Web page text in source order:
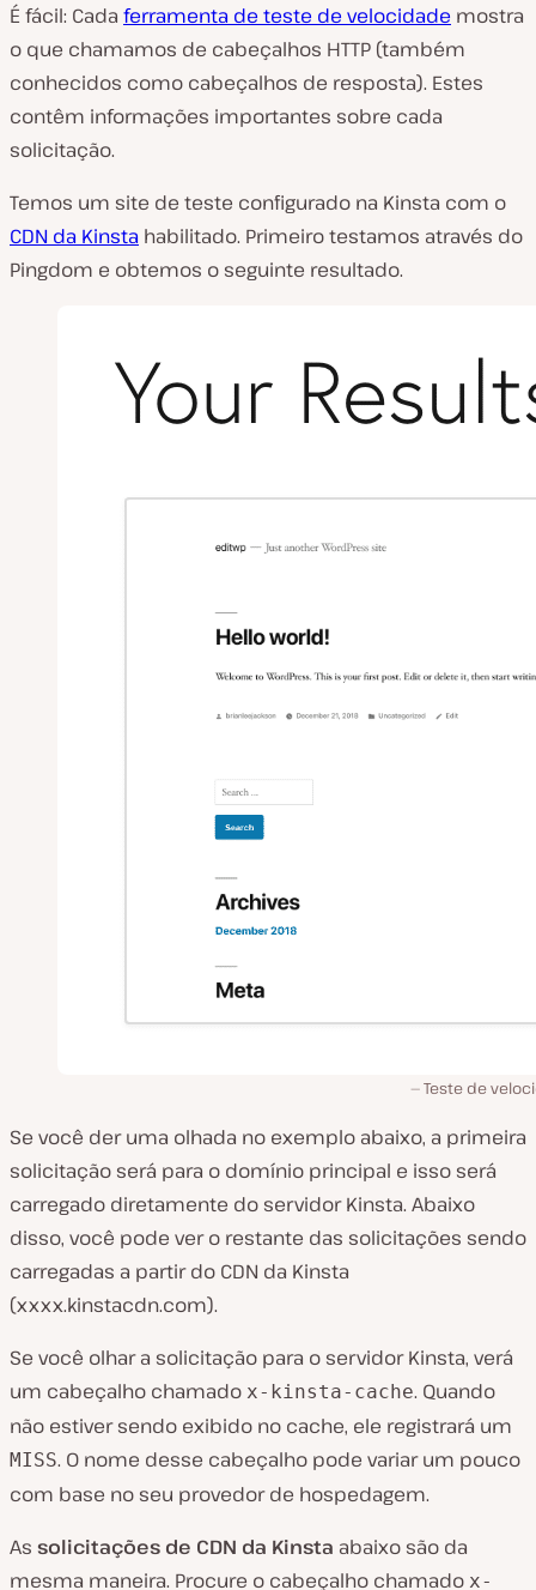
É fácil: Cada ferramenta de teste de velocidade mostra
o que chamamos de cabeçalhos HTTP (também
conhecidos como cabeçalhos de resposta). Estes
contêm informações importantes sobre cada
solicitação.
Temos um site de teste configurado na Kinsta com o
CDN da Kinsta habilitado. Primeiro testamos através do
Pingdom e obtemos o seguinte resultado.
Teste de
Se você der uma olhada no exemplo abaixo, a primeira
solicitação será para o domínio principal e isso será
carregado diretamente do servidor Kinsta. Abaixo
disso, você pode ver o restante das solicitações sendo
carregadas a partir do CDN da Kinsta
(xxxx.kinstacdn.com).
Se você olhar a solicitação para o servidor Kinsta, verá
um cabeçalho chamado x-kinsta-cache. Quando
não estiver sendo exibido no cache, ele registrará um
MISS. O nome desse cabeçalho pode variar um pouco
com base no seu provedor de hospedagem.
As solicitações de CDN da Kinsta abaixo são da
mesma maneira. Procure o cabeçalho chamado x-